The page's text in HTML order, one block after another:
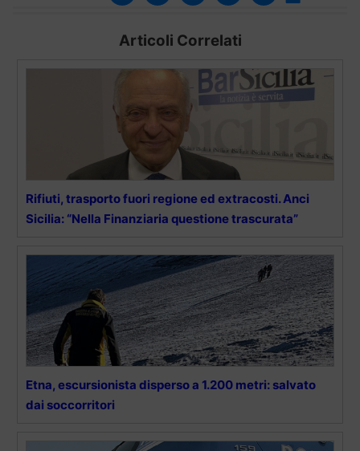
Articoli Correlati
Rifiuti, trasporto fuori regione ed extracosti. Anci
Sicilia: “Nella Finanziaria questione trascurata”
Etna, escursionista disperso a 1.200 metri: salvato
dai soccorritori